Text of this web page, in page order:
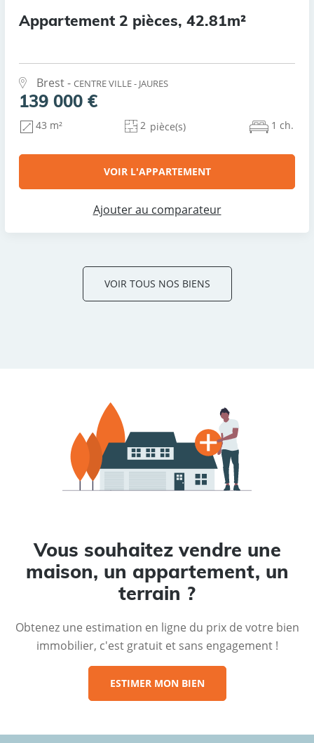
Appartement 2 pièces, 42.81m²
Brest - CENTRE VILLE - JAURES
139 000 €
43 m² 2 pièce(s) 1 ch.
VOIR L'APPARTEMENT
Ajouter au comparateur
VOIR TOUS NOS BIENS
Vous souhaitez vendre une
maison, un appartement, un
terrain ?
Obtenez une estimation en ligne du prix de votre bien
immobilier, c'est gratuit et sans engagement !
ESTIMER MON BIEN